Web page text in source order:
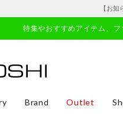
【お
特集やおすすめアイテム、
Brand Outlet